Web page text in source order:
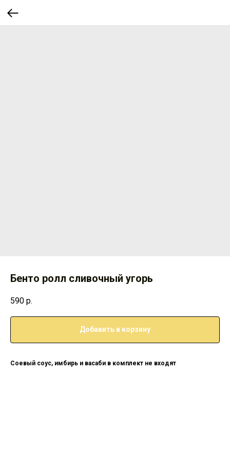
Бенто ролл сливочный угорь
590 р.
Добавить в корзину
Соевый соус, имбирь и васаби в комплект не входят